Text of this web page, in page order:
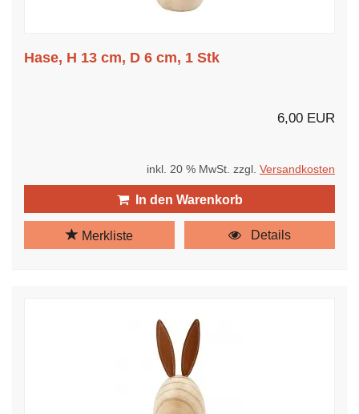
Hase, H 13 cm, D 6 cm, 1 Stk
6,00 EUR
inkl. 20 % MwSt. zzgl. Versandkosten
In den Warenkorb
Merkliste Details